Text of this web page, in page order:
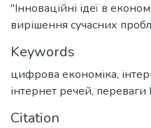
"Інноваційні ідеї в
вирішення сучасних
Keywords
цифрова економіка,
інтернет речей, переваги
Citation